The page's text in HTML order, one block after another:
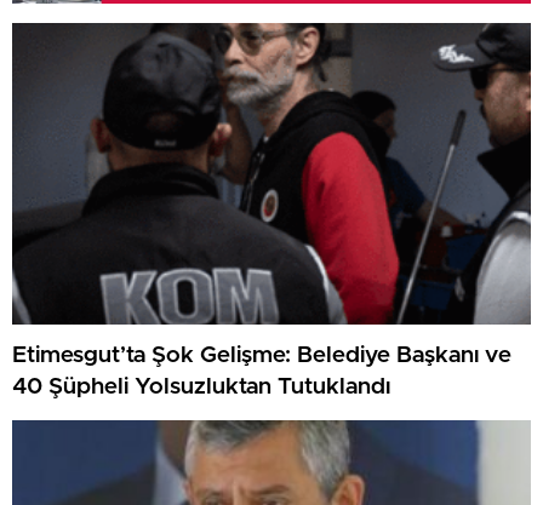
Etimesgut’ta Şok Gelişme: Belediye Başkanı ve
40 Şüpheli Yolsuzluktan Tutuklandı